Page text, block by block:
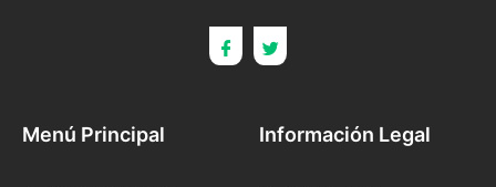
Menú Principal Información Legal